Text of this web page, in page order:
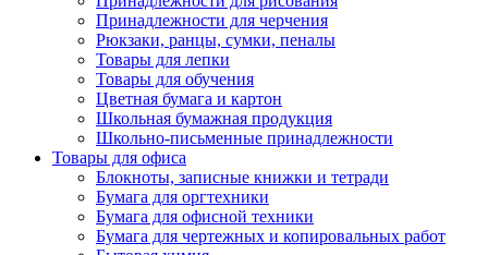
Принадлежности для черчения
Рюкзаки, ранцы, сумки, пеналы
Товары для лепки
Товары для обучения
Цветная бумага и картон
Школьная бумажная продукция
Школьно-письменные принадлежности
Товары для офиса
Блокноты, записные книжки и тетради
Бумага для оргтехники
Бумага для офисной техники
Бумага для чертежных и копировальных работ